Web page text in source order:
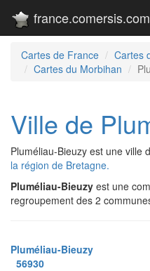
france.comersis.com
Cartes de France
Cartes
Cartes du Morbihan
Ville de
Pluméliau-Bieuzy est une ville
la région de Bretagne.
Pluméliau-Bieuzy est une
regroupement des 2
Pluméliau-Bieuzy
56930